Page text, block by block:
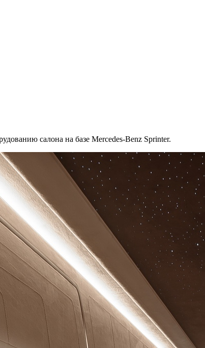
салона на базе Mercedes-Benz Sprinter.